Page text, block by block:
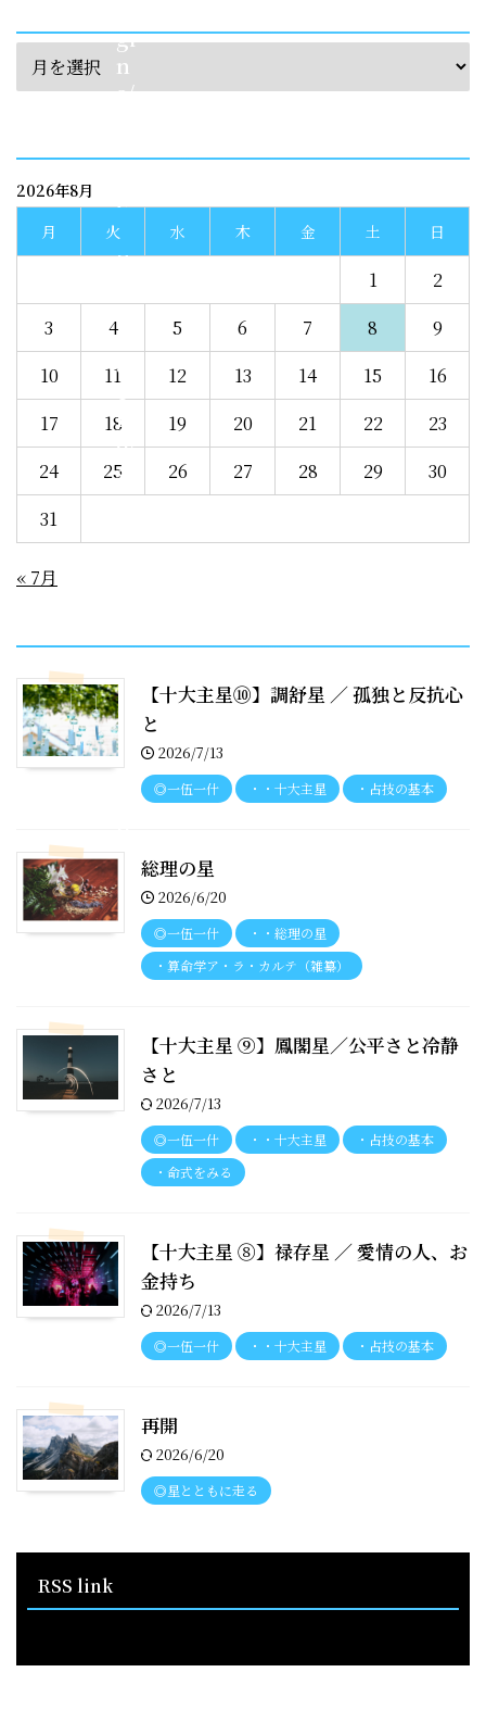
gi
n
s/
c
o
u
t-
c
a
c
h
e/
s
n
c
a
c
h
h
p
2026年8月
月
火 水 木 金 土 日
1
2
3
4 5 6 7 8
9
10
11 12 13 14 15
16
17
18 19 20 21 22
23
24
25 26 27 28 29
30
31
« 7月
【十大主星⑩】調舒星 ／ 孤独と反抗心
と
2026/7/13
◎一伍一什 ・・十大主星 ・占技の基本
総理の星
2026/6/20
◎一伍一什
・・総理の星
・算命学ア・ラ・カルテ（雑纂）
【十大主星 ⑨】鳳閣星／公平さと冷静
さと
2026/7/13
◎一伍一什 ・・十大主星
・占技の基本
・命式をみる
【十大主星 ⑧】禄存星 ／ 愛情の人、お
金持ち
2026/7/13
◎一伍一什 ・・十大主星 ・占技の基本
再開
2026/6/20
◎星とともに走る
RSS link